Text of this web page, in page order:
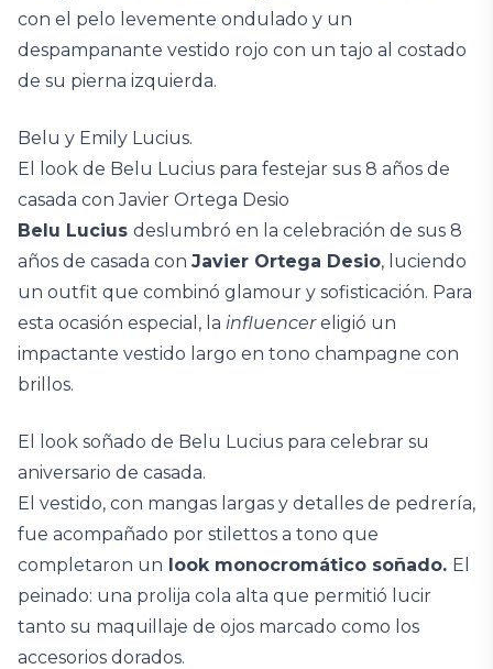
con el pelo levemente ondulado y un
despampanante vestido rojo con un tajo al costado
de su pierna izquierda.
Belu y Emily Lucius.
El look de Belu Lucius para festejar sus 8 años de
casada con Javier Ortega Desio
Belu Lucius deslumbró en la celebración de sus 8
años de casada con Javier Ortega Desio, luciendo
un outfit que combinó glamour y sofisticación. Para
esta ocasión especial, la influencereligió un
impactante vestido largo en tono champagne con
brillos.
El look soñado de Belu Lucius para celebrar su
aniversario de casada.
El vestido, con mangas largas y detalles de pedrería,
fue acompañado por stilettos a tono que
completaron un look monocromático soñado. El
peinado: una prolija cola alta que permitió lucir
tanto su maquillaje de ojos marcado como los
accesorios dorados.